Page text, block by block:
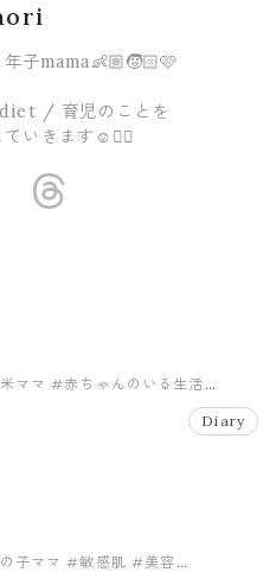
mama👶🏼🧒🏻🩷
/ 育児のことを
いきます☺️✍🏻
https://
ママ #赤ちゃんのいる生活
Diary
子ママ #敏感肌 #美容